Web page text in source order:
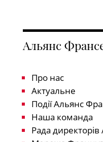
Альянс
Про нас
Актуальне
Події Альянс
Наша команда
Рада